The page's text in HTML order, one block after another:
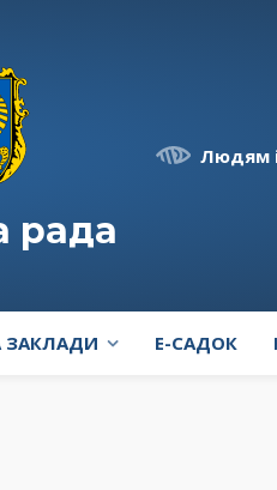
рада
Людям
ЗАКЛАДИ E-САДОК